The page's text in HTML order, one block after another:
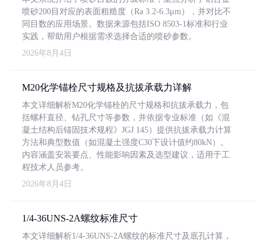
喷砂200目对应的表面粗糙度（Ra 3.2-6.3μm），并对比不
同目数的应用场景。数据来源包括ISO 8503-1标准和行业
实践，帮助用户根据需求选择合适的喷砂参数。
2026年8月4日
M20化学锚栓尺寸规格及抗拔承载力详解
本文详细解析M20化学锚栓的尺寸规格和抗拔承载力，包
括螺杆直径、钻孔尺寸等参数，并依据专业标准（如《混
凝土结构后锚固技术规程》JGJ 145）提供抗拔承载力计算
方法和典型数值（如混凝土强度C30下设计值约80kN）。
内容涵盖安装要点、性能影响因素及选型建议，适用于工
程技术人员参考。
2026年8月4日
1/4-36UNS-2A螺纹标准尺寸
本文详细解析1/4-36UNS-2A螺纹的标准尺寸及底孔计算，